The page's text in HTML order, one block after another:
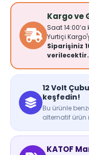
Kargo ve
Saat
Yurtiçi
Siparişiniz
verilecektir.
12 Volt
keşfedin!
Bu ürünle
alternatif ürün
KATOF